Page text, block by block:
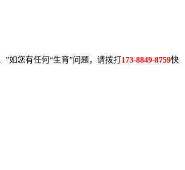
如您有任何“生育”问题，请拨打173-8849-8759快